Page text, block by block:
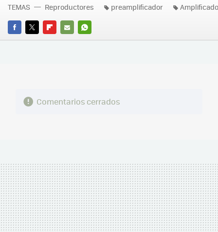
FACEBOOK
TWITTERFLIPBOARD
E-
WHATSAPP
TEMAS Reproductores preamplificador
Comentarios cerrados